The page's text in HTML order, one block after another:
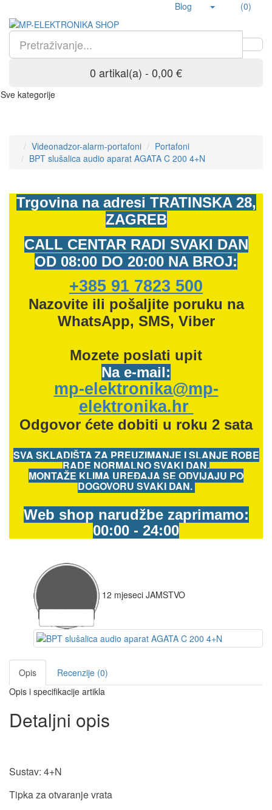
Blog (0)
0 artikal(a) - 0,00 €
Sve kategorije
Videonadzor-alarm-portafoni
Portafoni
BPT slušalica audio aparat AGATA C 200 4+N
Trgovina na adresi TRATINSKA 28,
ZAGREB
CALL CENTAR RADI SVAKI DAN
OD 08:00 DO 20:00 NA BROJ:
+385 91 7823 500
Nazovite ili pošaljite poruku na
WhatsApp, SMS, Viber
Mozete poslati upit
Na e-mail:
mp-elektronika@mp-
elektronika.hr
Odgovor ćete dobiti u roku 2 sata
SVA SKLADIŠTA ZA PREUZIMANJE I SLANJE ROBE
RADE NORMALNO SVAKI DAN.
MONTAŽE KLIMA UREĐAJA SE ODVIJAJU PO
DOGOVORU SVAKI DAN.
Web shop narudžbe zaprimamo:
00:00 - 24:00
12 mjeseci JAMSTVO
Opis
Recenzije (0)
Opis i specifikacije artikla
Detaljni opis
Sustav: 4+N
Tipka za otvaranje vrata